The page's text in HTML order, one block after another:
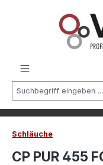
Schläuche
CP PUR 455